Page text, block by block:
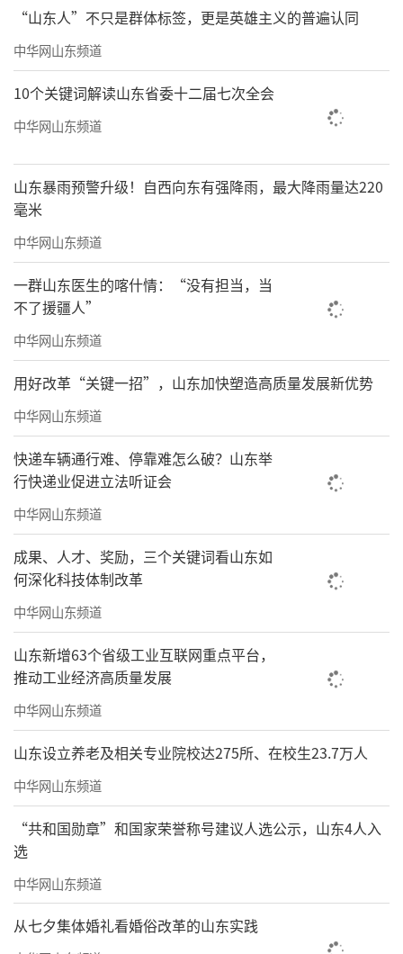
“山东人”不只是群体标签，更是英雄主义的普遍认同
中华网山东频道
10个关键词解读山东省委十二届七次全会
中华网山东频道
山东暴雨预警升级！自西向东有强降雨，最大降雨量达220
毫米
中华网山东频道
一群山东医生的喀什情：“没有担当，当
不了援疆人”
中华网山东频道
用好改革“关键一招”，山东加快塑造高质量发展新优势
中华网山东频道
快递车辆通行难、停靠难怎么破？山东举
行快递业促进立法听证会
中华网山东频道
成果、人才、奖励，三个关键词看山东如
何深化科技体制改革
中华网山东频道
山东新增63个省级工业互联网重点平台，
推动工业经济高质量发展
中华网山东频道
山东设立养老及相关专业院校达275所、在校生23.7万人
中华网山东频道
“共和国勋章”和国家荣誉称号建议人选公示，山东4人入
选
中华网山东频道
从七夕集体婚礼看婚俗改革的山东实践